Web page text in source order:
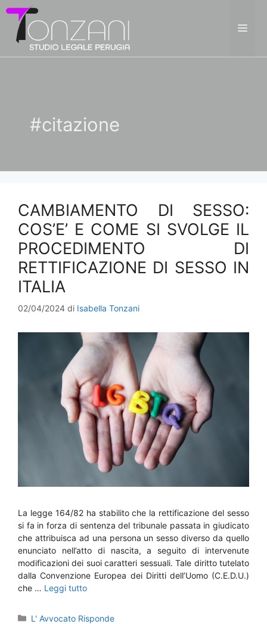
Vai
contenuto
#citazione
CAMBIAMENTO DI SESSO:
COS’E’ E COME SI SVOLGE IL
PROCEDIMENTO DI
RETTIFICAZIONE DI SESSO IN
ITALIA
02/04/2024 di Isabella Tonzani
La legge 164/82 ha stabilito che la rettificazione del sesso
si fa in forza di sentenza del tribunale passata in giudicato
che attribuisca ad una persona un sesso diverso da quello
enunciato nell’atto di nascita, a seguito di intervenute
modificazioni dei suoi caratteri sessuali. Tale diritto tutelato
dalla Convenzione Europea dei Diritti dell’Uomo (C.E.D.U.)
che … Leggi tutto
Categorie
L' Avvocato Risponde